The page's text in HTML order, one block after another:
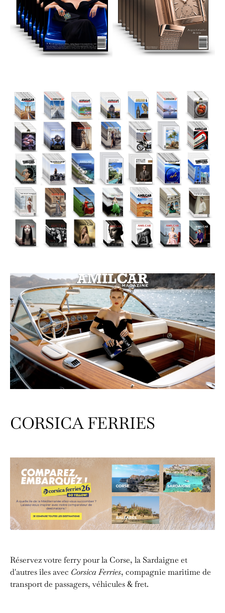
CORSICA FERRIES
Réservez votre ferry pour la Corse, la Sardaigne et
d'autres îles avec Corsica Ferries, compagnie maritime de
transport de passagers, véhicules & fret.